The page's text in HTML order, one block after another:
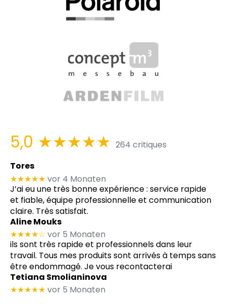
5,0 ★★★★★ 264 critiques
Tores
★★★★★ vor 4 Monaten
J’ai eu une très bonne expérience : service rapide
et fiable, équipe professionnelle et communication
claire. Très satisfait.
Aline Mouks
★★★★☆ vor 5 Monaten
ils sont très rapide et professionnels dans leur
travail. Tous mes produits sont arrivés à temps sans
être endommagé. Je vous recontacterai
Tetiana Smolianinova
★★★★★ vor 5 Monaten